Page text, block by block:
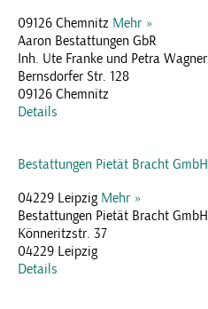
09126 Chemnitz Mehr »
Aaron Bestattungen GbR
Inh. Ute Franke und Petra Wagner
Bernsdorfer Str. 128
09126 Chemnitz
Details
Bestattungen Pietät Bracht GmbH
04229 Leipzig Mehr »
Bestattungen Pietät Bracht GmbH
Könneritzstr. 37
04229 Leipzig
Details